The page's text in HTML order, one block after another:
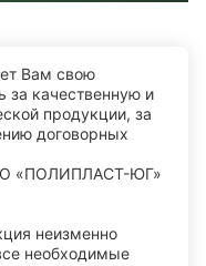
Вам свою
за качественную и
продукции, зa
договорных
«ПОЛИПЛАСТ-ЮГ»
неизменно
необходимые